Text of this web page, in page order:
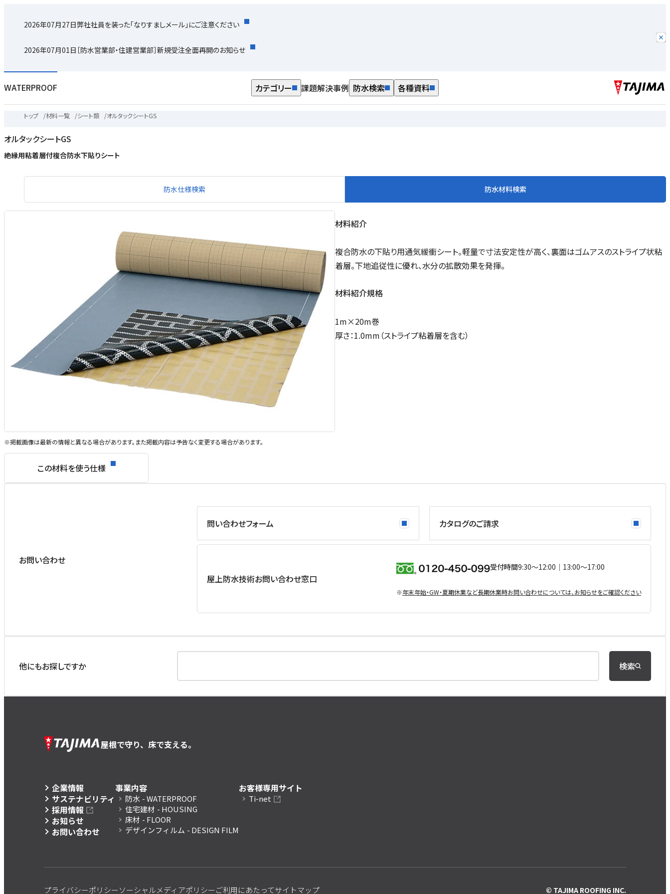
2026年07月27日弊社社員を装った「なりすましメール」にご注意ください
2026年07月01日 ［防水営業部・住建営業部］新規受注全面再開のお知らせ
WATERPROOF カテゴリー 課題解決事例 防水検索 各種資料
トップ /材料一覧 /シート類 /オルタックシートGS
オルタックシートGS
絶縁用粘着層付複合防水下貼りシート
防水仕様検索 防水材料検索
※掲載画像は最新の情報と異なる場合があります。また掲載内容は予告なく変更する場合があります。
この材料を使う仕様
材料紹介
複合防水の下貼り用通気緩衝シート。軽量で寸法安定性が高く、裏面はゴムアスのストライプ状粘
着層。下地追従性に優れ、水分の拡散効果を発揮。
材料紹介規格
1m×20m巻
厚さ：1.0mm（ストライプ粘着層を含む）
お問い合わせ
問い合わせフォーム カタログのご請求
屋上防水技術お問い合わせ窓口
受付時間9:30〜12:00｜13:00〜17:00
※年末年始・GW・夏期休業など⻑期休業時お問い合わせについては、お知らせをご確認ください
他にもお探しですか 検索
屋根で守り、床で支える。
企業情報
サステナビリティ
採用情報
お知らせ
お問い合わせ
事業内容
防水 - WATERPROOF
住宅建材 - HOUSING
床材 - FLOOR
デザインフィルム - DESIGN FILM
お客様専用サイト
Ti-net
プライバシーポリシーソーシャルメディアポリシーご利用にあたってサイトマップ © TAJIMA ROOFING INC.